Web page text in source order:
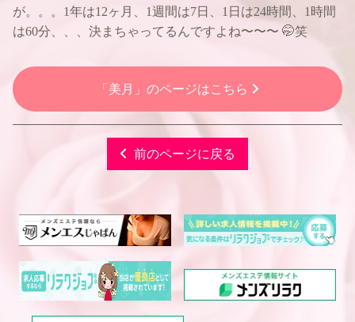
が。。。1年は12ヶ月、1週間は7日、1日は24時間、1時間
は60分、、、決まちゃってるんですよね〜〜〜 🤭笑
「美月」のページはこちら
前のページに戻る